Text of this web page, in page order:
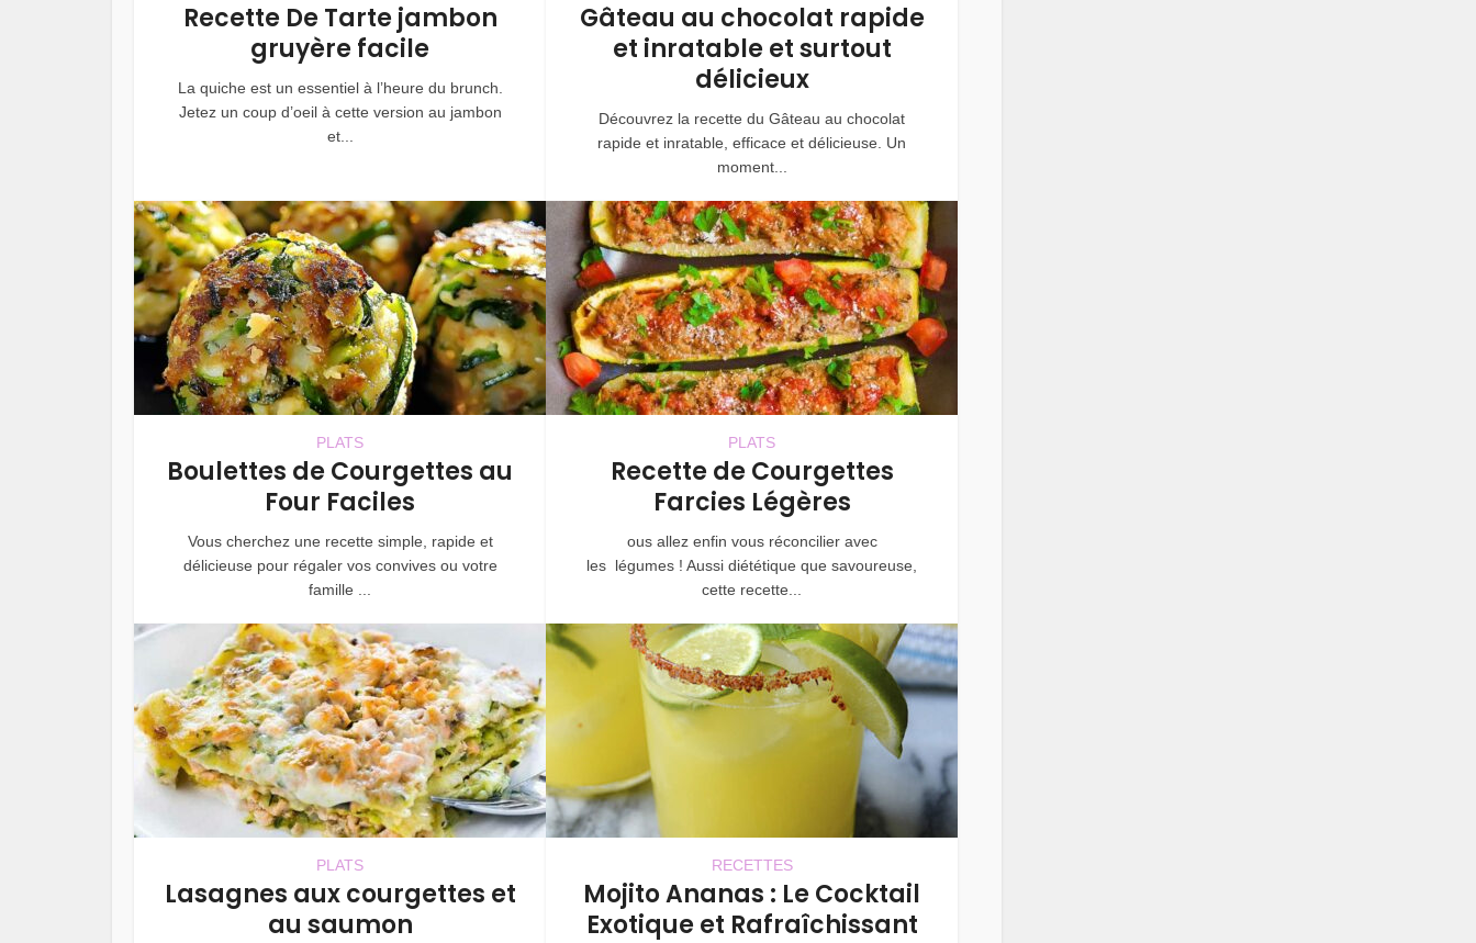
Recette De Tarte jambon
gruyère facile
La quiche est un essentiel à l’heure du brunch.
Jetez un coup d’oeil à cette version au jambon
et...
Gâteau au chocolat rapide
et inratable et surtout
délicieux
Découvrez la recette du Gâteau au chocolat
rapide et inratable, efficace et délicieuse. Un
moment...
PLATS
Boulettes de Courgettes au
Four Faciles
Vous cherchez une recette simple, rapide et
délicieuse pour régaler vos convives ou votre
famille ...
PLATS
Recette de Courgettes
Farcies Légères
ous allez enfin vous réconcilier avec
les légumes ! Aussi diététique que savoureuse,
cette recette...
PLATS
Lasagnes aux courgettes et
au saumon
RECETTES
Mojito Ananas : Le Cocktail
Exotique et Rafraîchissant